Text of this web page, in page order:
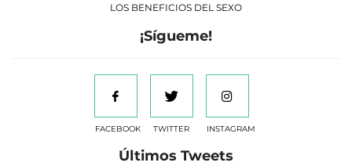
LOS BENEFICIOS DEL SEXO
¡Sígueme!
FACEBOOK TWITTER INSTAGRAM
Últimos Tweets